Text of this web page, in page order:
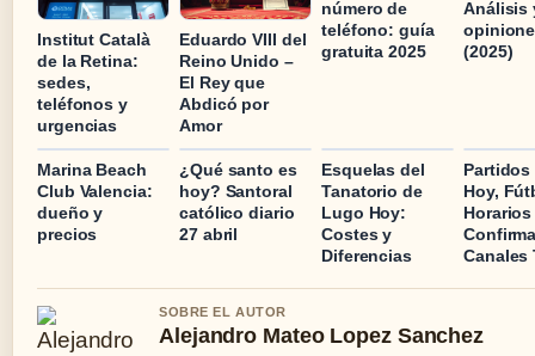
Institut Català
de la Retina:
sedes,
teléfonos y
urgencias
Eduardo VIII del
Reino Unido –
El Rey que
Abdicó por
Amor
número de
teléfono: guía
gratuita 2025
Análisis
(2025)
Marina Beach
Club Valencia:
dueño y
precios
¿Qué santo es
hoy? Santoral
católico diario
27 abril
Esquelas del
Tanatorio de
Lugo Hoy:
Costes y
Diferencias
Partidos
Hoy,
Horarios
Canales
SOBRE EL AUTOR
Alejandro Mateo Lopez Sanchez